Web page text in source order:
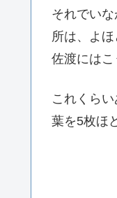
それでい
所は、よ
佐渡には
これくら
葉を5枚ほ